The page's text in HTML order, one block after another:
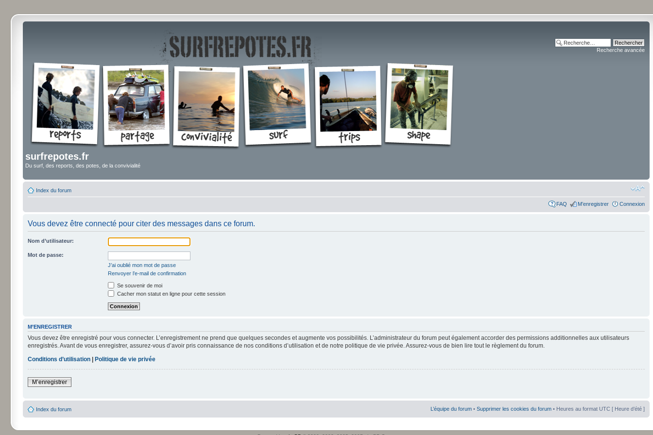
surfrepotes.fr
Du surf, des reports, des potes, de la convivialité
Recherche avancée
Index du forum
FAQ M’enregistrer Connexion
Vous devez être connecté pour citer des messages dans ce forum.
Nom d’utilisateur:
Mot de passe:
J’ai oublié mon mot de passe
Renvoyer l’e-mail de confirmation
Se souvenir de moi
Cacher mon statut en ligne pour cette session
M’ENREGISTRER
Vous devez être enregistré pour vous connecter. L’enregistrement ne prend que quelques secondes et augmente vos possibilités. L’administrateur du forum peut également accorder des permissions additionnelles aux utilisateurs
enregistrés. Avant de vous enregistrer, assurez-vous d’avoir pris connaissance de nos conditions d’utilisation et de notre politique de vie privée. Assurez-vous de bien lire tout le règlement du forum.
Conditions d’utilisation
Politique de vie privée
M’enregistrer
Index du forum L’équipe du forum • Supprimer les cookies du forum • Heures au format UTC [ Heure d’été ]